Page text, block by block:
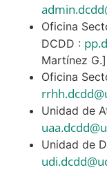
Oficina
DCDD :
Martínez G.]
Oficina
Unidad de
Unidad de